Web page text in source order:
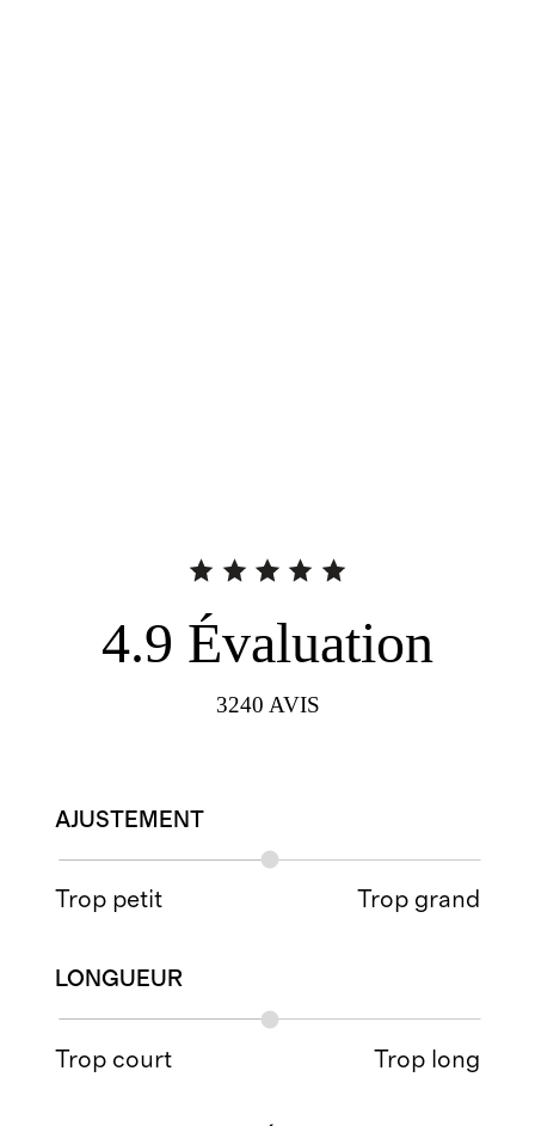
4.9 Évaluation
3240 AVIS
AJUSTEMENT
Trop petit Trop grand
LONGUEUR
Trop court Trop long